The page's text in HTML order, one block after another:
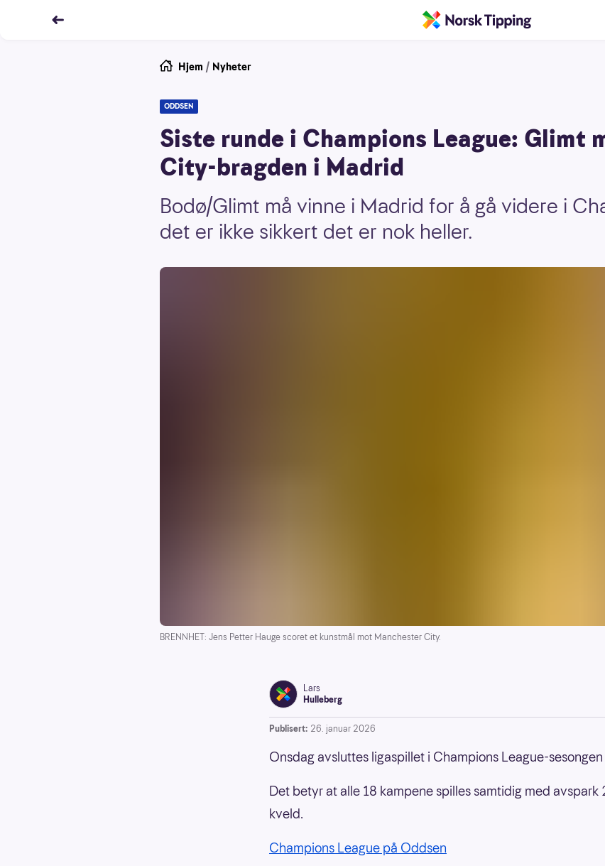
Hjem / Nyheter
ODDSEN
Siste runde i Champions League: Glimt
City-bragden i Madrid
Bodø/Glimt må vinne i Madrid for å gå videre i
det er ikke sikkert det er nok heller.
BRENNHET: Jens Petter Hauge scoret et kunstmål mot Manchester City.
Lars
Hulleberg
Publisert: 26. januar 2026
Onsdag avsluttes ligaspillet i Champions League-
Det betyr at alle 18 kampene spilles samtidig med avspark
kveld.
Champions League på Oddsen